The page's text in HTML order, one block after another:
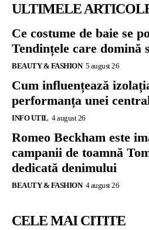
ULTIMELE
Ce costume de baie se
Tendințele care domină
BEAUTY & FASHION 5 august 26
Cum influențează
performanța unei
INFO UTIL 4 august 26
Romeo Beckham este
campanii de toamnă
dedicată denimului
BEAUTY & FASHION 4 august 26
CELE MAI CITITE